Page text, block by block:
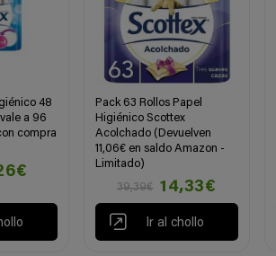
48
a 96
compra
Pack 63 Rollos Papel
Higiénico Scottex
Acolchado (Devuelven
11,06€ en saldo Amazon -
Limitado)
39,39€
14,33€
Ir al chollo